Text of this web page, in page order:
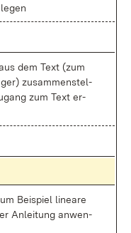
dem Text (zum
zu­sam­men­stel­
zum Text er­
Bei­spiel li­nea­re
An­lei­tung an­wen­